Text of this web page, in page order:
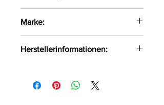
Hinten komplett aus Powernet
Inklusive Spitzenstring
Marke:
Herstellerinformationen:
DE-24933 Flensburg